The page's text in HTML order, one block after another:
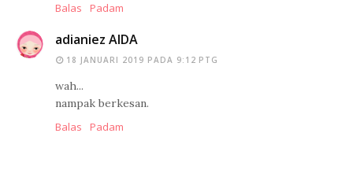
Balas
Padam
adianiez AIDA
18 JANUARI 2019 PADA 9:12 PTG
wah...
nampak berkesan.
Balas
Padam